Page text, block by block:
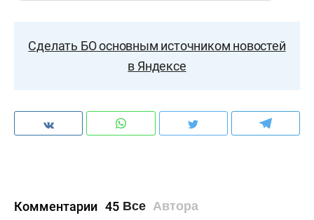
Сделать БО основным источником новостей
в Яндексе
Комментарии 45 Все Автора